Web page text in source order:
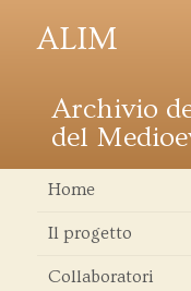
ALIM
Archivio
del
Home
Il progetto
Collaboratori